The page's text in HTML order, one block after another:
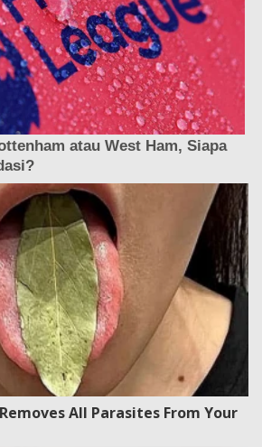
All Parasites From Your